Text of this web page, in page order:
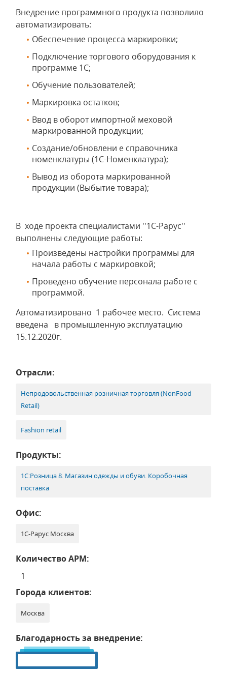
Внедрение программного продукта позволило
автоматизировать:
Обеспечение процесса маркировки;
Подключение торгового оборудования к
программе 1С;
Обучение пользователей;
Маркировка остатков;
Ввод в оборот импортной меховой
маркированной продукции;
Создание/обновлени е справочника
номенклатуры (1С-Номенклатура);
Вывод из оборота маркированной
продукции (Выбытие товара);
В ходе проекта специалистами ''1C-Papyc''
выполнены следующие работы:
Произведены настройки программы для
начала работы с маркировкой;
Проведено обучение персонала работе с
программой.
Автоматизировано 1 рабочее место. Система
введена в промышленную эксплуатацию
15.12.2020г.
Отрасли:
Непродовольственная розничная торговля (NonFood
Retail)
Fashion retail
Продукты:
1С:Розница 8. Магазин одежды и обуви. Коробочная
поставка
Офис:
1С-Рарус Москва
Количество АРМ:
1
Города клиентов:
Москва
Благодарность за внедрение: